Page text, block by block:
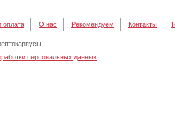
оплата О нас Рекомендуем Контакты
персональных данных